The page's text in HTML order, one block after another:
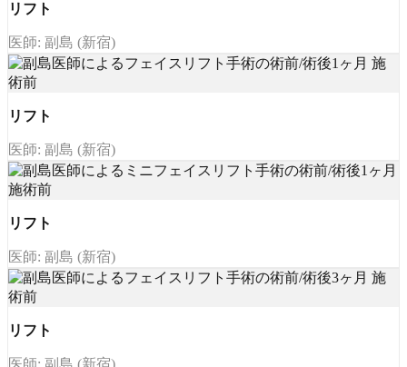
リフト
医師: 副島 (新宿)
リフト
医師: 副島 (新宿)
リフト
医師: 副島 (新宿)
リフト
医師: 副島 (新宿)